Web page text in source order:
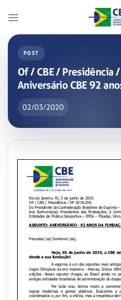
POST
Of / CBE / Presidência
Aniversário CBE 92
02/03/2020